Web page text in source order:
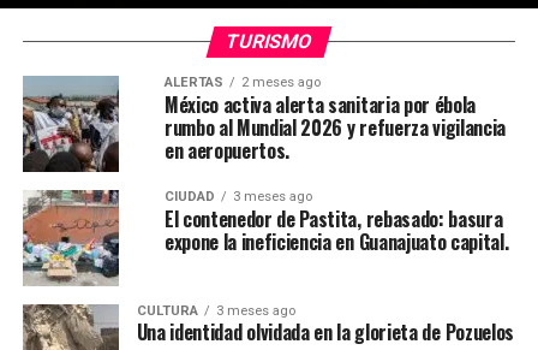
TURISMO
ALERTAS 2 meses ago
México activa alerta sanitaria por ébola
rumbo al Mundial 2026 y refuerza vigilancia
en aeropuertos.
CIUDAD 3 meses ago
El contenedor de Pastita, rebasado: basura
expone la ineficiencia en Guanajuato capital.
CULTURA 3 meses ago
Una identidad olvidada en la glorieta de Pozuelos